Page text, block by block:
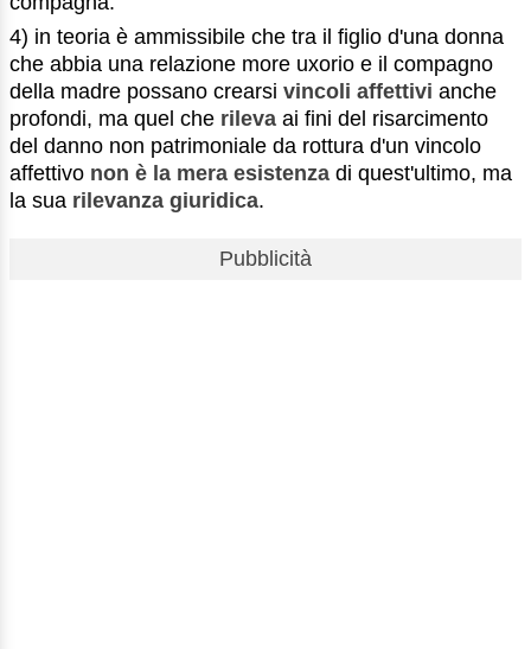
4) in teoria è ammissibile che tra il figlio d'una donna
che abbia una relazione more uxorio e il compagno
della madre possano crearsi vincoli affettivi anche
profondi, ma quel che rileva ai fini del risarcimento
del danno non patrimoniale da rottura d'un vincolo
affettivo non è la mera esistenza di quest'ultimo, ma
la sua rilevanza giuridica.
Pubblicità